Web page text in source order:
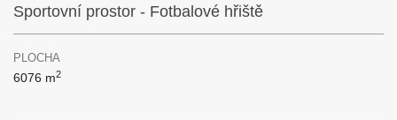
Sportovní prostor - Fotbalové hřiště
PLOCHA
6076 m2